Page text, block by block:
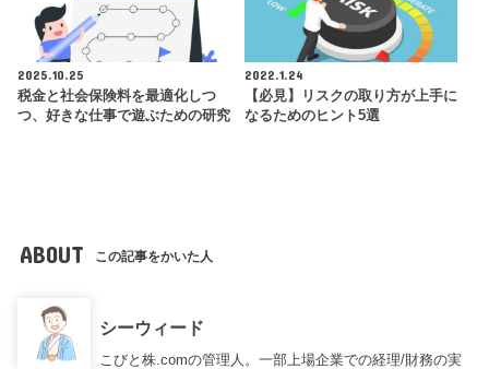
2025.10.25
税金と社会保険料を最適化しつ
つ、好きな仕事で遊ぶための研究
2022.1.24
【必見】リスクの取り方が上手に
なるためのヒント5選
ABOUT この記事をかいた人
シーウィード
こびと株.comの管理人。一部上場企業での経理/財務の実